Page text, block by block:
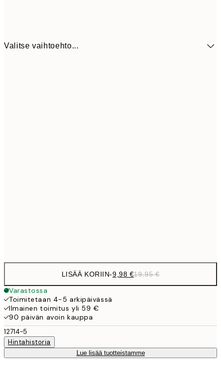
Valitse vaihtoehto...
LISÄÄ KORIIN-9,98 €19,95 €
Varastossa
Toimitetaan 4-5 arkipäivässä
Ilmainen toimitus yli 59 €
90 päivän avoin kauppa
12714-5
Hintahistoria
Lue lisää tuotteistamme